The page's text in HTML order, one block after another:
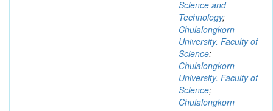
Science and
Technology;
Chulalongkorn
University. Faculty of
Science;
Chulalongkorn
University. Faculty of
Science;
Chulalongkorn